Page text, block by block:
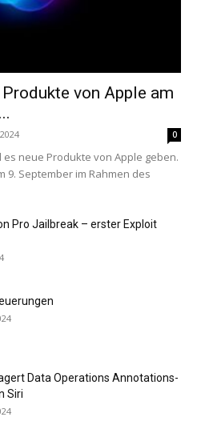
von Apple am
0
es neue Produkte von Apple geben.
9. September im Rahmen des
Pro Jailbreak – erster Exploit
Data Operations Annotations-
Siri